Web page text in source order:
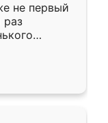
не первый
раз
раз
очень